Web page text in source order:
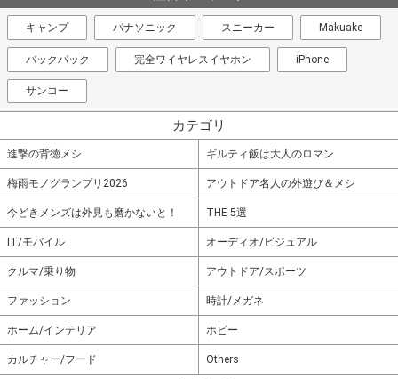
キャンプ パナソニック スニーカー Makuake
バックパック 完全ワイヤレスイヤホン iPhone
サンコー
カテゴリ
進撃の背徳メシ ギルティ飯は大人のロマン
梅雨モノグランプリ2026 アウトドア名人の外遊び＆メシ
今どきメンズは外見も磨かないと！ THE 5選
IT/モバイル オーディオ/ビジュアル
クルマ/乗り物 アウトドア/スポーツ
ファッション 時計/メガネ
ホーム/インテリア ホビー
カルチャー/フード Others